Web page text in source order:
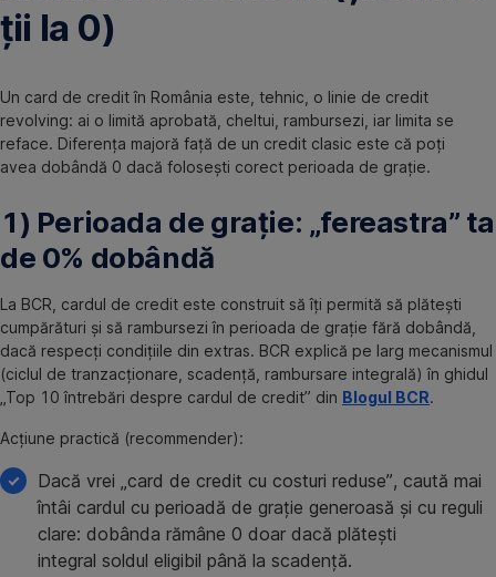
ții la 0)
Un card de credit în România este, tehnic, o linie de credit
revolving: ai o limită aprobată, cheltui, rambursezi, iar limita se
reface. Diferența majoră față de un credit clasic este că poți
avea dobândă 0 dacă folosești corect perioada de grație.
1) Perioada de grație: „fereastra” ta
de 0% dobândă
La BCR, cardul de credit este construit să îți permită să plătești
cumpărături și să rambursezi în perioada de grație fără dobândă,
dacă respecți condițiile din extras. BCR explică pe larg mecanismul
(ciclul de tranzacționare, scadență, rambursare integrală) în ghidul
„Top 10 întrebări despre cardul de credit” din Blogul BCR.
Acțiune practică (recommender):
Dacă vrei „card de credit cu costuri reduse”, caută mai
întâi cardul cu perioadă de grație generoasă și cu reguli
clare: dobânda rămâne 0 doar dacă plătești
integral soldul eligibil până la scadență.